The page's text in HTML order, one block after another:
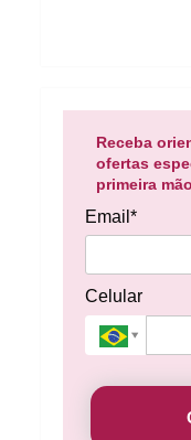
Receba
ofertas
primeira mão
Email*
Celular